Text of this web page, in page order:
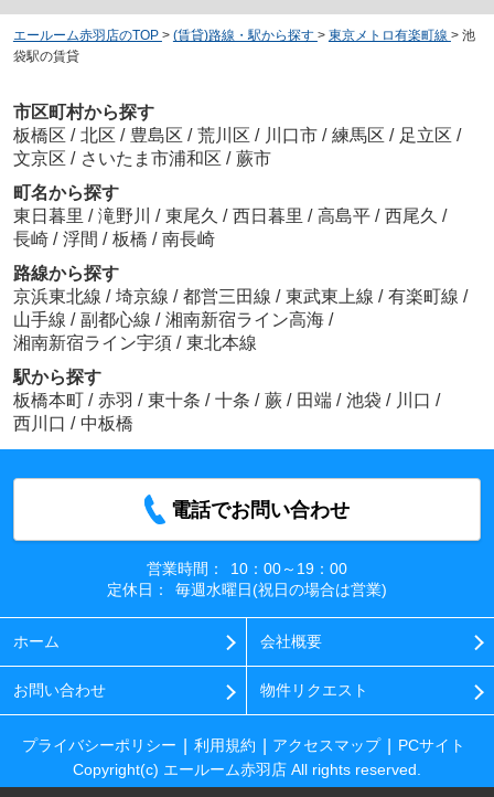
エールーム赤羽店のTOP > (賃貸)路線・駅から探す > 東京メトロ有楽町線 > 池
袋駅の賃貸
市区町村から探す
板橋区 / 北区 / 豊島区 / 荒川区 / 川口市 / 練馬区 / 足立区 /
文京区 / さいたま市浦和区 / 蕨市
町名から探す
東日暮里 / 滝野川 / 東尾久 / 西日暮里 / 高島平 / 西尾久 /
長崎 / 浮間 / 板橋 / 南長崎
路線から探す
京浜東北線 / 埼京線 / 都営三田線 / 東武東上線 / 有楽町線 /
山手線 / 副都心線 / 湘南新宿ライン高海 /
湘南新宿ライン宇須 / 東北本線
駅から探す
板橋本町 / 赤羽 / 東十条 / 十条 / 蕨 / 田端 / 池袋 / 川口 /
西川口 / 中板橋
電話でお問い合わせ
営業時間：
10：00～19：00
定休日：
毎週水曜日(祝日の場合は営業)
ホーム 会社概要
お問い合わせ 物件リクエスト
プライバシーポリシー 利用規約 アクセスマップ
PCサイト
Copyright(c) エールーム赤羽店 All rights reserved.